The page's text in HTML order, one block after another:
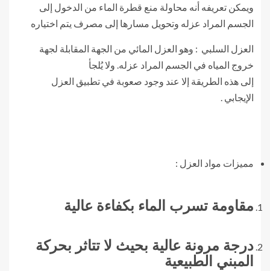
ويمكن تعريفه أنه محاولة منع قطرة الماء من الدخول إلى
الجسم المراد عزله وتحويل مسارها إلى مصرف يتم اختياره
العزل السلبي : وهو العزل المائي من الجهة المقابلة لجهة
خروج المياه في الجسم المراد عزله. ولا يُلجأ
إلى هذه الطريقة إلا عند وجود صعوبة في تطبيق العزل
الإيجابي .
مميزات مواد العزل :
مقاومة تسرب الماء بكفاءة عالية
درجة مرونة عالية بحيث لا تتاثر بحركة
المبني الطبيعية